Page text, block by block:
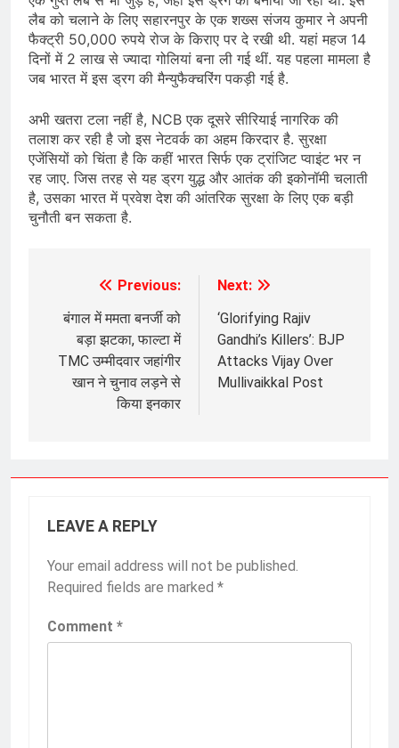
लैब को चलाने के लिए सहारनपुर के एक शख्स संजय कुमार ने अपनी
फैक्ट्री 50,000 रुपये रोज के किराए पर दे रखी थी. यहां महज 14
दिनों में 2 लाख से ज्यादा गोलियां बना ली गई थीं. यह पहला मामला है
जब भारत में इस ड्रग की मैन्युफैक्चरिंग पकड़ी गई है.
अभी खतरा टला नहीं है, NCB एक दूसरे सीरियाई नागरिक की
तलाश कर रही है जो इस नेटवर्क का अहम किरदार है. सुरक्षा
एजेंसियों को चिंता है कि कहीं भारत सिर्फ एक ट्रांजिट प्वाइंट भर न
रह जाए. जिस तरह से यह ड्रग युद्ध और आतंक की इकोनॉमी चलाती
है, उसका भारत में प्रवेश देश की आंतरिक सुरक्षा के लिए एक बड़ी
चुनौती बन सकता है.
navigation
Previous:
बंगाल में ममता बनर्जी को
बड़ा झटका, फाल्टा में
TMC उम्मीदवार जहांगीर
खान ने चुनाव लड़ने से
किया इनकार
Next:
‘Glorifying Rajiv
Gandhi’s Killers’: BJP
Attacks Vijay Over
Mullivaikkal Post
LEAVE A REPLY
Your email address will not be published.
Required fields are marked *
Comment *